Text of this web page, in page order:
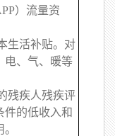
）流量资
生活补贴。对
电、气、暖等
残疾人残疾评
件的低收入和